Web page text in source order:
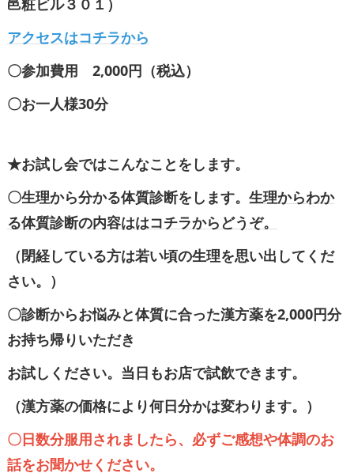
邑粧ビル３０１）
アクセスはコチラから
〇参加費用 2,000円（税込）
〇お一人様30分
★お試し会ではこんなことをします。
〇生理から分かる体質診断をします。 生理からわか
る体質診断の内容ははコチラからどうぞ。
（閉経している方は若い頃の生理を思い出してくだ
さい。）
〇診断からお悩みと体質に合った漢方薬を2,000円分
お持ち帰りいただき
お試しください。当日もお店で試飲できます。
（漢方薬の価格により何日分かは変わります。）
〇日数分服用されましたら、必ずご感想や体調のお
話をお聞かせください。